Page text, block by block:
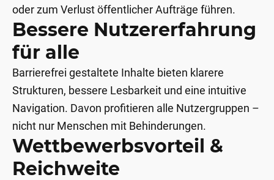
oder zum Verlust öffentlicher Aufträge führen.
Bessere Nutzererfahrung
für alle
Barrierefrei gestaltete Inhalte bieten klarere
Strukturen, bessere Lesbarkeit und eine intuitive
Navigation. Davon profitieren alle Nutzergruppen –
nicht nur Menschen mit Behinderungen.
Wettbewerbsvorteil &
Reichweite